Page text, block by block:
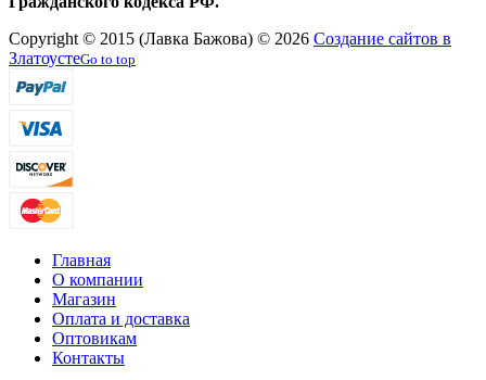
Copyright © 2015 (Лавка Бажова) © 2026 Создание сайтов в
ЗлатоустеGo to top
Главная
О компании
Магазин
Оплата и доставка
Оптовикам
Контакты